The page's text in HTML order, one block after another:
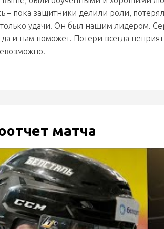
– пока защитники делили роли,
удачи! Он был нашим лидером.
и нам поможет. Потери всегда
матча